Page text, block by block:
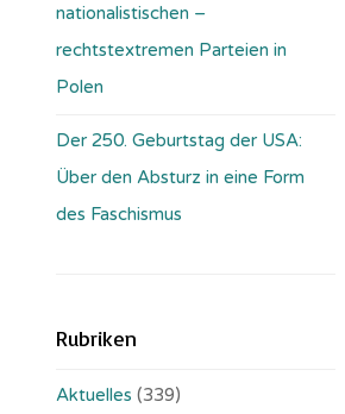
nationalistischen –
rechtstextremen Parteien in
Polen
Der 250. Geburtstag der USA:
Über den Absturz in eine Form
des Faschismus
Rubriken
Aktuelles (339)